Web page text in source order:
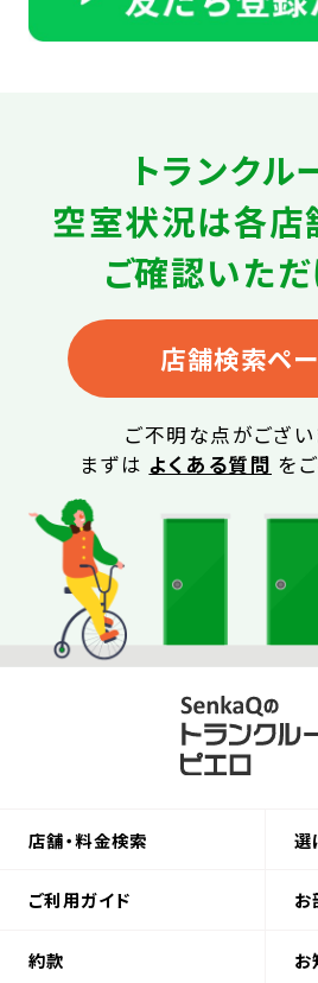
トランクル
空室状況は各店
ご確認いただ
店舗検索ペ
ご不明な点がござい
まずは よくある質問 を
店舗・料金検索 選
ご利用ガイド お
約款 お